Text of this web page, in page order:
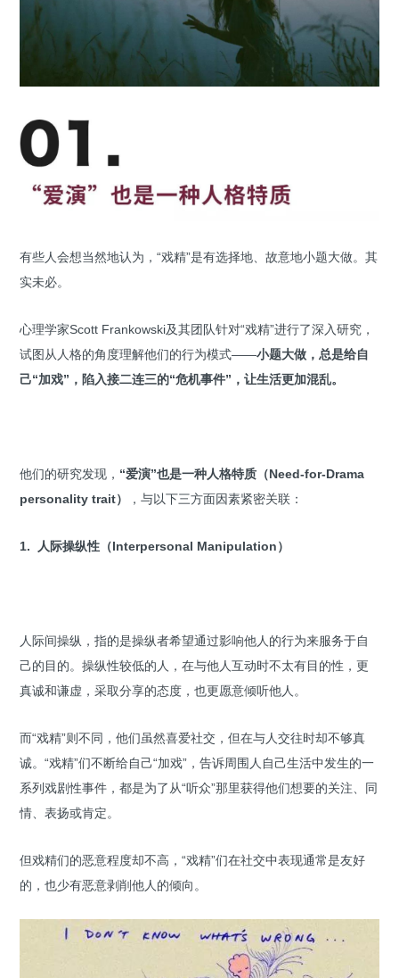
有些人会想当然地认为，“戏精”是有选择地、故意地小题大做。其
实未必。
心理学家Scott Frankowski及其团队针对“戏精”进行了深入研究，
试图从人格的角度理解他们的行为模式——小题大做，总是给自
己“加戏”，陷入接二连三的“危机事件”，让生活更加混乱。
他们的研究发现， “爱演”也是一种人格特质（Need-for-Drama
personality trait）
，与以下三方面因素紧密关联：
1. 人际操纵性 （Interpersonal Manipulation）
人际间操纵，指的是操纵者希望通过影响他人的行为来服务于自
己的目的。操纵性较低的人，在与他人互动时不太有目的性，更
真诚和谦虚，采取分享的态度，也更愿意倾听他人。
而“戏精”则不同，他们虽然喜爱社交，但在与人交往时却不够真
诚。“戏精”们不断给自己“加戏”，告诉周围人自己生活中发生的一
系列戏剧性事件，都是为了从“听众”那里获得他们想要的关注、同
情、表扬或肯定。
但戏精们的恶意程度却不高，“戏精”们在社交中表现通常是友好
的，也少有恶意剥削他人的倾向。